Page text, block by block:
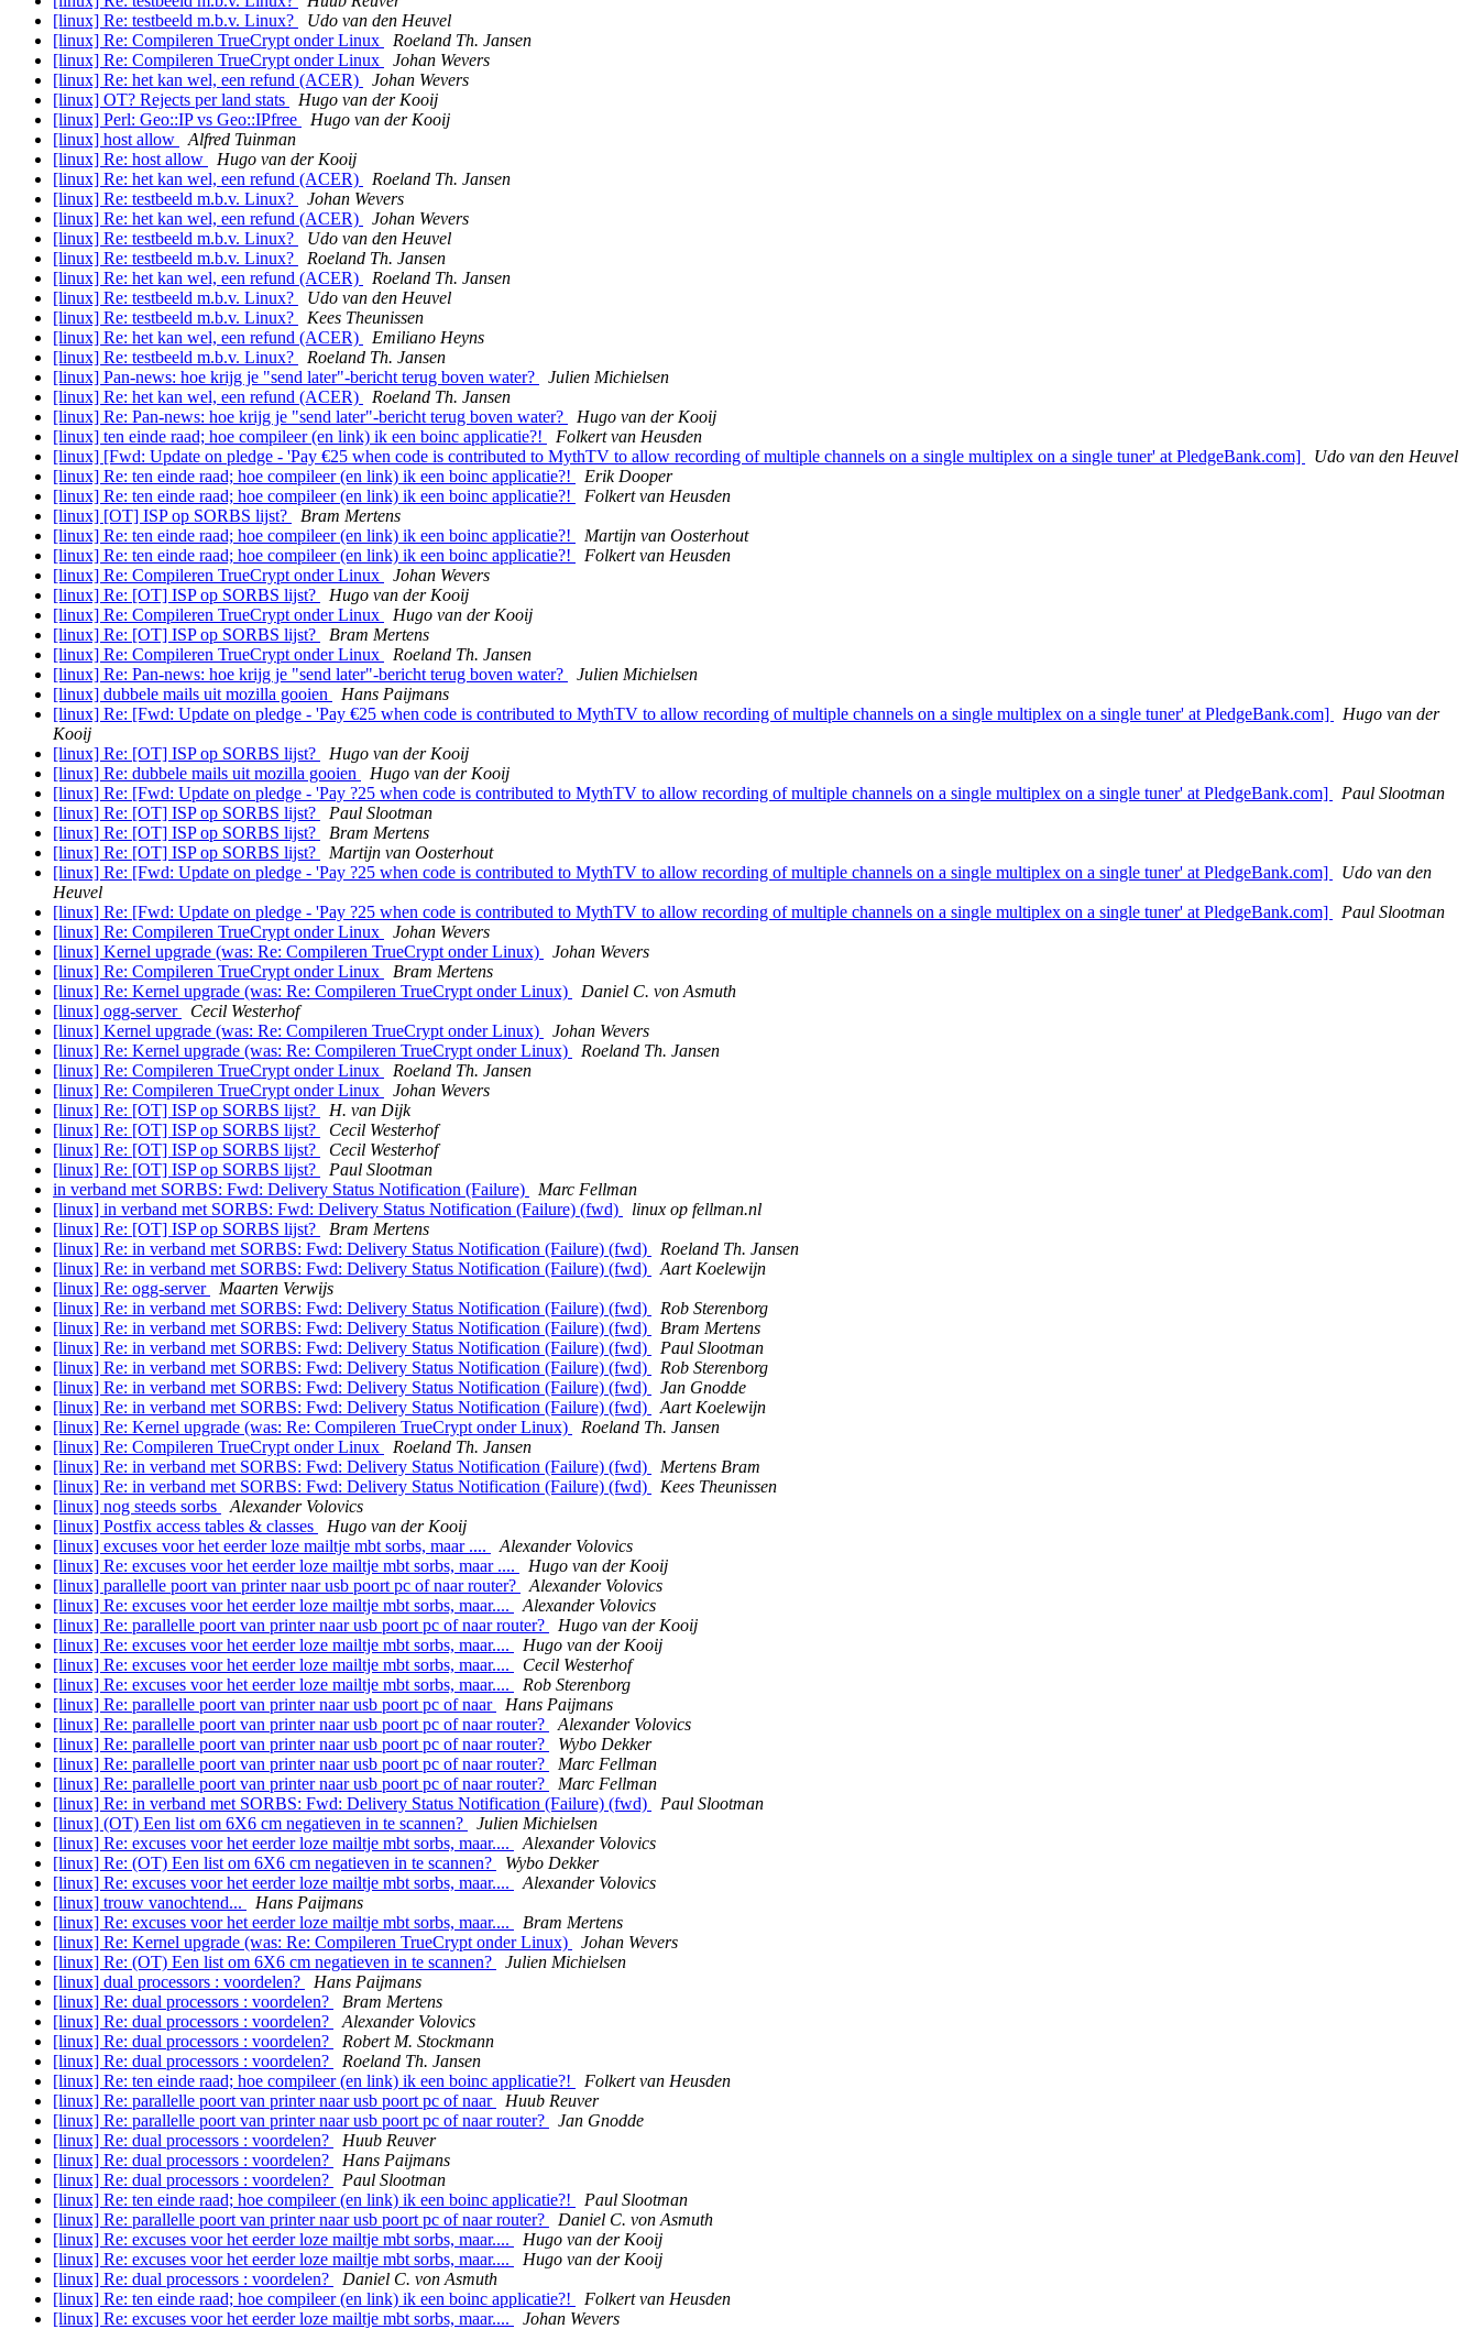
[linux] Re: testbeeld m.b.v. Linux?
Udo van den Heuvel
[linux] Re: Compileren TrueCrypt onder Linux
Roeland Th. Jansen
[linux] Re: Compileren TrueCrypt onder Linux
Johan Wevers
[linux] Re: het kan wel, een refund (ACER)
Johan Wevers
[linux] OT? Rejects per land stats
Hugo van der Kooij
[linux] Perl: Geo::IP vs Geo::IPfree
Hugo van der Kooij
[linux] host allow
Alfred Tuinman
[linux] Re: host allow
Hugo van der Kooij
[linux] Re: het kan wel, een refund (ACER)
Roeland Th. Jansen
[linux] Re: testbeeld m.b.v. Linux?
Johan Wevers
[linux] Re: het kan wel, een refund (ACER)
Johan Wevers
[linux] Re: testbeeld m.b.v. Linux?
Udo van den Heuvel
[linux] Re: testbeeld m.b.v. Linux?
Roeland Th. Jansen
[linux] Re: het kan wel, een refund (ACER)
Roeland Th. Jansen
[linux] Re: testbeeld m.b.v. Linux?
Udo van den Heuvel
[linux] Re: testbeeld m.b.v. Linux?
Kees Theunissen
[linux] Re: het kan wel, een refund (ACER)
Emiliano Heyns
[linux] Re: testbeeld m.b.v. Linux?
Roeland Th. Jansen
[linux] Pan-news: hoe krijg je "send later"-bericht terug boven water?
Julien Michielsen
[linux] Re: het kan wel, een refund (ACER)
Roeland Th. Jansen
[linux] Re: Pan-news: hoe krijg je "send later"-bericht terug boven water?
Hugo van der Kooij
[linux] ten einde raad; hoe compileer (en link) ik een boinc applicatie?!
Folkert van Heusden
[linux] [Fwd: Update on pledge - 'Pay €25 when code is contributed to MythTV to allow recording of multiple channels on a single multiplex on a single tuner' at PledgeBank.com]
Udo van den Heuvel
[linux] Re: ten einde raad; hoe compileer (en link) ik een boinc applicatie?!
Erik Dooper
[linux] Re: ten einde raad; hoe compileer (en link) ik een boinc applicatie?!
Folkert van Heusden
[linux] [OT] ISP op SORBS lijst?
Bram Mertens
[linux] Re: ten einde raad; hoe compileer (en link) ik een boinc applicatie?!
Martijn van Oosterhout
[linux] Re: ten einde raad; hoe compileer (en link) ik een boinc applicatie?!
Folkert van Heusden
[linux] Re: Compileren TrueCrypt onder Linux
Johan Wevers
[linux] Re: [OT] ISP op SORBS lijst?
Hugo van der Kooij
[linux] Re: Compileren TrueCrypt onder Linux
Hugo van der Kooij
[linux] Re: [OT] ISP op SORBS lijst?
Bram Mertens
[linux] Re: Compileren TrueCrypt onder Linux
Roeland Th. Jansen
[linux] Re: Pan-news: hoe krijg je "send later"-bericht terug boven water?
Julien Michielsen
[linux] dubbele mails uit mozilla gooien
Hans Paijmans
[linux] Re: [Fwd: Update on pledge - 'Pay €25 when code is contributed to MythTV to allow recording of multiple channels on a single multiplex on a single tuner' at PledgeBank.com]
Hugo van der
Kooij
[linux] Re: [OT] ISP op SORBS lijst?
Hugo van der Kooij
[linux] Re: dubbele mails uit mozilla gooien
Hugo van der Kooij
[linux] Re: [Fwd: Update on pledge - 'Pay ?25 when code is contributed to MythTV to allow recording of multiple channels on a single multiplex on a single tuner' at PledgeBank.com]
Paul Slootman
[linux] Re: [OT] ISP op SORBS lijst?
Paul Slootman
[linux] Re: [OT] ISP op SORBS lijst?
Bram Mertens
[linux] Re: [OT] ISP op SORBS lijst?
Martijn van Oosterhout
[linux] Re: [Fwd: Update on pledge - 'Pay ?25 when code is contributed to MythTV to allow recording of multiple channels on a single multiplex on a single tuner' at PledgeBank.com]
Udo van den
Heuvel
[linux] Re: [Fwd: Update on pledge - 'Pay ?25 when code is contributed to MythTV to allow recording of multiple channels on a single multiplex on a single tuner' at PledgeBank.com]
Paul Slootman
[linux] Re: Compileren TrueCrypt onder Linux
Johan Wevers
[linux] Kernel upgrade (was: Re: Compileren TrueCrypt onder Linux)
Johan Wevers
[linux] Re: Compileren TrueCrypt onder Linux
Bram Mertens
[linux] Re: Kernel upgrade (was: Re: Compileren TrueCrypt onder Linux)
Daniel C. von Asmuth
[linux] ogg-server
Cecil Westerhof
[linux] Kernel upgrade (was: Re: Compileren TrueCrypt onder Linux)
Johan Wevers
[linux] Re: Kernel upgrade (was: Re: Compileren TrueCrypt onder Linux)
Roeland Th. Jansen
[linux] Re: Compileren TrueCrypt onder Linux
Roeland Th. Jansen
[linux] Re: Compileren TrueCrypt onder Linux
Johan Wevers
[linux] Re: [OT] ISP op SORBS lijst?
H. van Dijk
[linux] Re: [OT] ISP op SORBS lijst?
Cecil Westerhof
[linux] Re: [OT] ISP op SORBS lijst?
Cecil Westerhof
[linux] Re: [OT] ISP op SORBS lijst?
Paul Slootman
in verband met SORBS: Fwd: Delivery Status Notification (Failure)
Marc Fellman
[linux] in verband met SORBS: Fwd: Delivery Status Notification (Failure) (fwd)
linux op fellman.nl
[linux] Re: [OT] ISP op SORBS lijst?
Bram Mertens
[linux] Re: in verband met SORBS: Fwd: Delivery Status Notification (Failure) (fwd)
Roeland Th. Jansen
[linux] Re: in verband met SORBS: Fwd: Delivery Status Notification (Failure) (fwd)
Aart Koelewijn
[linux] Re: ogg-server
Maarten Verwijs
[linux] Re: in verband met SORBS: Fwd: Delivery Status Notification (Failure) (fwd)
Rob Sterenborg
[linux] Re: in verband met SORBS: Fwd: Delivery Status Notification (Failure) (fwd)
Bram Mertens
[linux] Re: in verband met SORBS: Fwd: Delivery Status Notification (Failure) (fwd)
Paul Slootman
[linux] Re: in verband met SORBS: Fwd: Delivery Status Notification (Failure) (fwd)
Rob Sterenborg
[linux] Re: in verband met SORBS: Fwd: Delivery Status Notification (Failure) (fwd)
Jan Gnodde
[linux] Re: in verband met SORBS: Fwd: Delivery Status Notification (Failure) (fwd)
Aart Koelewijn
[linux] Re: Kernel upgrade (was: Re: Compileren TrueCrypt onder Linux)
Roeland Th. Jansen
[linux] Re: Compileren TrueCrypt onder Linux
Roeland Th. Jansen
[linux] Re: in verband met SORBS: Fwd: Delivery Status Notification (Failure) (fwd)
Mertens Bram
[linux] Re: in verband met SORBS: Fwd: Delivery Status Notification (Failure) (fwd)
Kees Theunissen
[linux] nog steeds sorbs
Alexander Volovics
[linux] Postfix access tables & classes
Hugo van der Kooij
[linux] excuses voor het eerder loze mailtje mbt sorbs, maar ....
Alexander Volovics
[linux] Re: excuses voor het eerder loze mailtje mbt sorbs, maar ....
Hugo van der Kooij
[linux] parallelle poort van printer naar usb poort pc of naar router?
Alexander Volovics
[linux] Re: excuses voor het eerder loze mailtje mbt sorbs, maar....
Alexander Volovics
[linux] Re: parallelle poort van printer naar usb poort pc of naar router?
Hugo van der Kooij
[linux] Re: excuses voor het eerder loze mailtje mbt sorbs, maar....
Hugo van der Kooij
[linux] Re: excuses voor het eerder loze mailtje mbt sorbs, maar....
Cecil Westerhof
[linux] Re: excuses voor het eerder loze mailtje mbt sorbs, maar....
Rob Sterenborg
[linux] Re: parallelle poort van printer naar usb poort pc of naar
Hans Paijmans
[linux] Re: parallelle poort van printer naar usb poort pc of naar router?
Alexander Volovics
[linux] Re: parallelle poort van printer naar usb poort pc of naar router?
Wybo Dekker
[linux] Re: parallelle poort van printer naar usb poort pc of naar router?
Marc Fellman
[linux] Re: parallelle poort van printer naar usb poort pc of naar router?
Marc Fellman
[linux] Re: in verband met SORBS: Fwd: Delivery Status Notification (Failure) (fwd)
Paul Slootman
[linux] (OT) Een list om 6X6 cm negatieven in te scannen?
Julien Michielsen
[linux] Re: excuses voor het eerder loze mailtje mbt sorbs, maar....
Alexander Volovics
[linux] Re: (OT) Een list om 6X6 cm negatieven in te scannen?
Wybo Dekker
[linux] Re: excuses voor het eerder loze mailtje mbt sorbs, maar....
Alexander Volovics
[linux] trouw vanochtend...
Hans Paijmans
[linux] Re: excuses voor het eerder loze mailtje mbt sorbs, maar....
Bram Mertens
[linux] Re: Kernel upgrade (was: Re: Compileren TrueCrypt onder Linux)
Johan Wevers
[linux] Re: (OT) Een list om 6X6 cm negatieven in te scannen?
Julien Michielsen
[linux] dual processors : voordelen?
Hans Paijmans
[linux] Re: dual processors : voordelen?
Bram Mertens
[linux] Re: dual processors : voordelen?
Alexander Volovics
[linux] Re: dual processors : voordelen?
Robert M. Stockmann
[linux] Re: dual processors : voordelen?
Roeland Th. Jansen
[linux] Re: ten einde raad; hoe compileer (en link) ik een boinc applicatie?!
Folkert van Heusden
[linux] Re: parallelle poort van printer naar usb poort pc of naar
Huub Reuver
[linux] Re: parallelle poort van printer naar usb poort pc of naar router?
Jan Gnodde
[linux] Re: dual processors : voordelen?
Huub Reuver
[linux] Re: dual processors : voordelen?
Hans Paijmans
[linux] Re: dual processors : voordelen?
Paul Slootman
[linux] Re: ten einde raad; hoe compileer (en link) ik een boinc applicatie?!
Paul Slootman
[linux] Re: parallelle poort van printer naar usb poort pc of naar router?
Daniel C. von Asmuth
[linux] Re: excuses voor het eerder loze mailtje mbt sorbs, maar....
Hugo van der Kooij
[linux] Re: excuses voor het eerder loze mailtje mbt sorbs, maar....
Hugo van der Kooij
[linux] Re: dual processors : voordelen?
Daniel C. von Asmuth
[linux] Re: ten einde raad; hoe compileer (en link) ik een boinc applicatie?!
Folkert van Heusden
[linux] Re: excuses voor het eerder loze mailtje mbt sorbs, maar....
Johan Wevers